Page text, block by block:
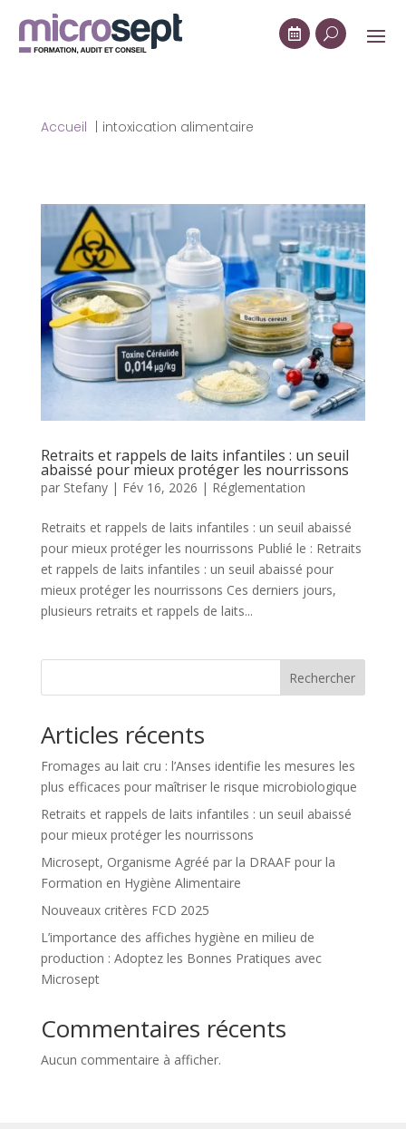
 U
Accueil intoxication alimentaire
Retraits et rappels de laits infantiles : un seuil
abaissé pour mieux protéger les nourrissons
par Stefany| Fév 16, 2026 | Réglementation
Retraits et rappels de laits infantiles : un seuil abaissé
pour mieux protéger les nourrissons Publié le : Retraits
et rappels de laits infantiles : un seuil abaissé pour
mieux protéger les nourrissons Ces derniers jours,
plusieurs retraits et rappels de laits...
Rechercher
Articles récents
Fromages au lait cru : l’Anses identifie les mesures les
plus efficaces pour maîtriser le risque microbiologique
Retraits et rappels de laits infantiles : un seuil abaissé
pour mieux protéger les nourrissons
Microsept, Organisme Agréé par la DRAAF pour la
Formation en Hygiène Alimentaire
Nouveaux critères FCD 2025
L’importance des affiches hygiène en milieu de
production : Adoptez les Bonnes Pratiques avec
Microsept
Commentaires récents
Aucun commentaire à afficher.